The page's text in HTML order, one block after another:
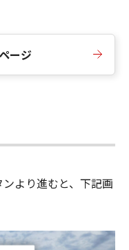
ージ
ンより進むと、下記画